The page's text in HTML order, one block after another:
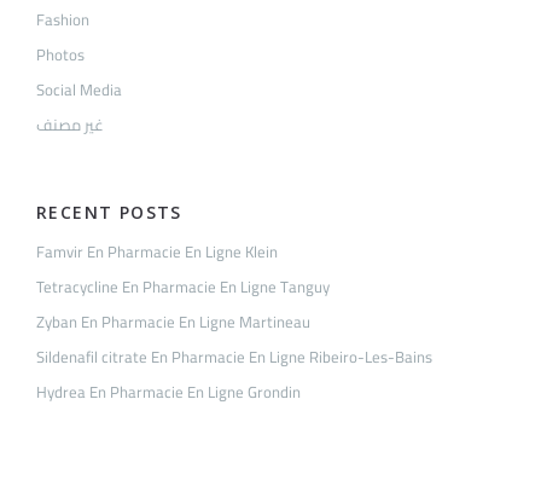
Fashion
Photos
Social Media
غير مصنف
RECENT POSTS
Famvir En Pharmacie En Ligne Klein
Tetracycline En Pharmacie En Ligne Tanguy
Zyban En Pharmacie En Ligne Martineau
Sildenafil citrate En Pharmacie En Ligne Ribeiro-Les-Bains
Hydrea En Pharmacie En Ligne Grondin